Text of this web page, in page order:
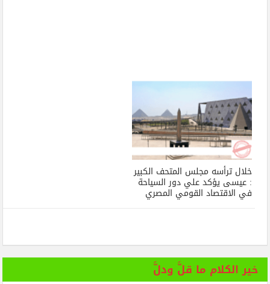
خلال ترأسه مجلس المتحف الكبير
: عيسى يؤكد علي دور السياحة
في الاقتصاد القومي المصري
خير الكلام ما قلَّ ودلَّ